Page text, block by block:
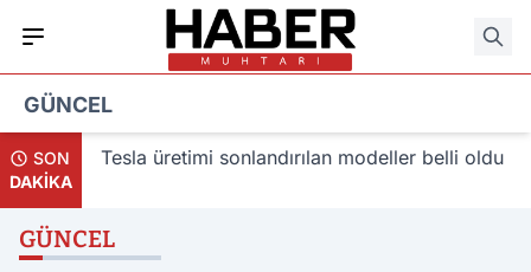
GÜNCEL
SON
DAKİKA
Tesla üretimi sonlandırılan modeller belli oldu
Uniqlo
GÜNCEL